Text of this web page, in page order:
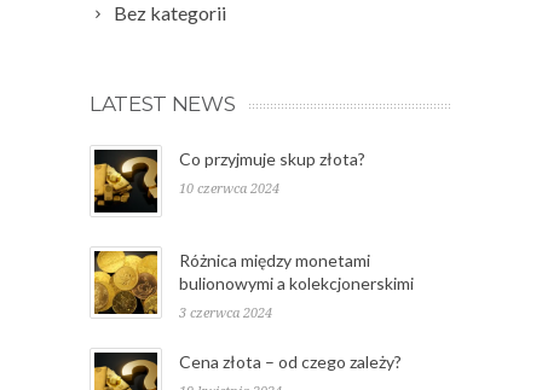
Bez kategorii
LATEST NEWS
Co przyjmuje skup złota?
10 czerwca 2024
Różnica między monetami
bulionowymi a kolekcjonerskimi
3 czerwca 2024
Cena złota – od czego zależy?